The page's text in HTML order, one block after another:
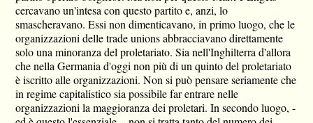
cercavano un'intesa con questo partito e, anzi, lo
smascheravano. Essi non dimenticavano, in primo luogo, che le
organizzazioni delle trade unions abbracciavano direttamente
solo una minoranza del proletariato. Sia nell'Inghilterra d'allora
che nella Germania d'oggi non più di un quinto del proletariato
è iscritto alle organizzazioni. Non si può pensare seriamente che
in regime capitalistico sia possibile far entrare nelle
organizzazioni la maggioranza dei proletari. In secondo luogo, -